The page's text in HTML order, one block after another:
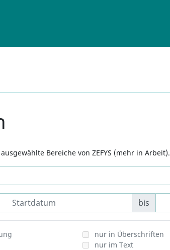
Bereiche von ZEFYS (mehr in Arbeit).
bis
nur in Überschriften
nur im Text